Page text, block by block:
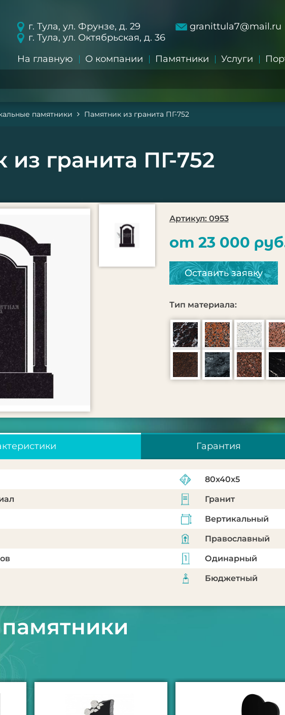
г. Тула, ул. Фрунзе, д. 29
г. Тула, ул. Октябрьская, д. 36
granittula7@mail.ru
На главную О компании Памятники Услуги
памятники Памятник из гранита ПГ-752
из гранита ПГ-752
Артикул: 0953
от 23 000
Оставить заявку
Тип материала:
Гарантия
80x40x5
Гранит
Вертикальный
Православный
Одинарный
Бюджетный